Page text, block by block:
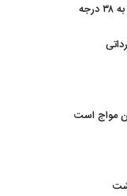
۴۰ تا ۵۰ روز گرمای نسبی در پیش داریم/ دمای تهران به ۳۸ درجه
مواج است